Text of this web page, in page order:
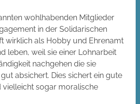
wohlhabenden Mitglieder
in der Solidarischen
wirklich als Hobby und Ehrenamt
leben, weil sie einer Lohnarbeit
nachgehen die sie
absichert. Dies sichert ein gute
vielleicht sogar moralische